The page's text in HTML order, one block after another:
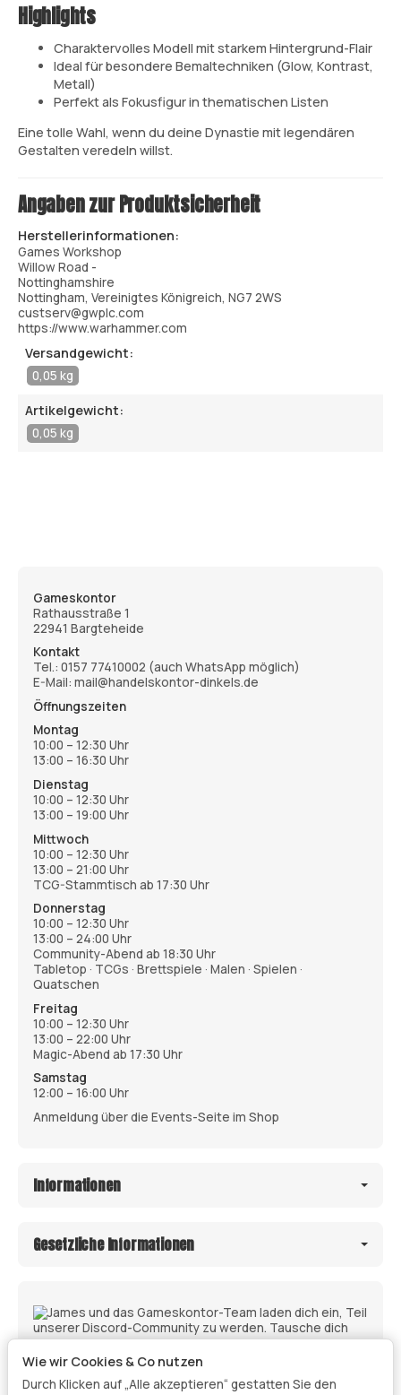
Highlights
Charaktervolles Modell mit starkem Hintergrund-Flair
Ideal für besondere Bemaltechniken (Glow, Kontrast,
Metall)
Perfekt als Fokusfigur in thematischen Listen
Eine tolle Wahl, wenn du deine Dynastie mit legendären
Gestalten veredeln willst.
Angaben zur Produktsicherheit
Herstellerinformationen:
Games Workshop
Willow Road -
Nottinghamshire
Nottingham, Vereinigtes Königreich, NG7 2WS
custserv@gwplc.com
https://www.warhammer.com
Versandgewicht:
0,05 kg
Artikelgewicht:
0,05 kg
Gameskontor
Rathausstraße 1
22941 Bargteheide
Kontakt
Tel.: 0157 77410002 (auch WhatsApp möglich)
E-Mail: mail@handelskontor-dinkels.de
Öffnungszeiten
Montag
10:00 – 12:30 Uhr
13:00 – 16:30 Uhr
Dienstag
10:00 – 12:30 Uhr
13:00 – 19:00 Uhr
Mittwoch
10:00 – 12:30 Uhr
13:00 – 21:00 Uhr
TCG-Stammtisch ab 17:30 Uhr
Donnerstag
10:00 – 12:30 Uhr
13:00 – 24:00 Uhr
Community-Abend ab 18:30 Uhr
Tabletop · TCGs · Brettspiele · Malen · Spielen ·
Quatschen
Freitag
10:00 – 12:30 Uhr
13:00 – 22:00 Uhr
Magic-Abend ab 17:30 Uhr
Samstag
12:00 – 16:00 Uhr
Anmeldung über die Events-Seite im Shop
Informationen
Gesetzliche Informationen
Wie wir Cookies & Co nutzen
Durch Klicken auf „Alle akzeptieren“ gestatten Sie den